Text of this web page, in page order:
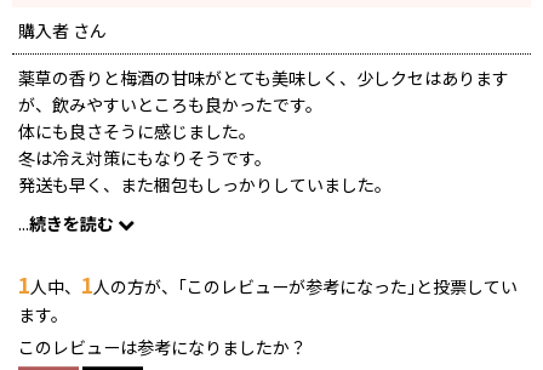
購入者 さん
薬草の香りと梅酒の甘味がとても美味しく、少しクセはあります
が、飲みやすいところも良かったです。
体にも良さそうに感じました。
冬は冷え対策にもなりそうです。
発送も早く、また梱包もしっかりしていました。
続けて飲んでみようと思います。
...続きを読む
1人中、 1人の方が、｢このレビューが参考になった｣と投票してい
ます。
このレビューは参考になりましたか？